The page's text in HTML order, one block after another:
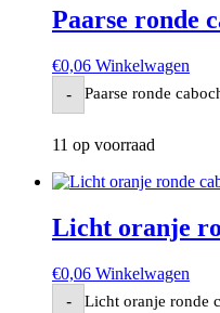
Paarse ronde
€0,06 Winkelwagen
-
Paarse ronde
11 op voorraad
Licht oranje
€0,06 Winkelwagen
-
Licht oranje ronde